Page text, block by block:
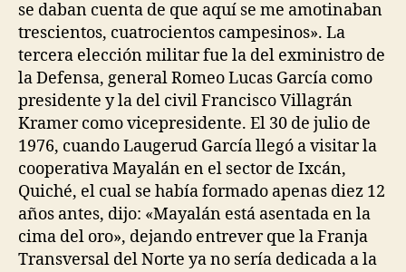
se daban cuenta de que aquí se me amotinaban
trescientos, cuatrocientos campesinos». La
tercera elección militar fue la del exministro de
la Defensa, general Romeo Lucas García como
presidente y la del civil Francisco Villagrán
Kramer como vicepresidente. El 30 de julio de
1976, cuando Laugerud García llegó a visitar la
cooperativa Mayalán en el sector de Ixcán,
Quiché, el cual se había formado apenas diez 12
años antes, dijo: «Mayalán está asentada en la
cima del oro», dejando entrever que la Franja
Transversal del Norte ya no sería dedicada a la